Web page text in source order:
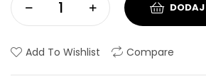
DODAJ
Add To Wishlist Compare